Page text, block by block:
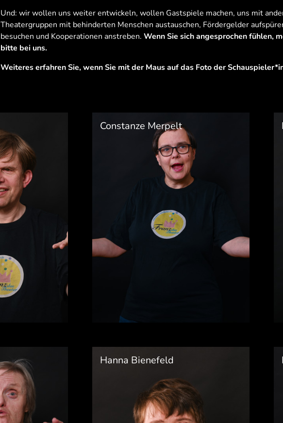
Und: wir wollen uns weiter entwickeln, wollen Gastspiele machen, uns mit
Theatergruppen mit behinderten Menschen austauschen, Fördergelder
besuchen und Kooperationen anstreben.Wenn Sie sich angesprochen fühlen,
bitte bei uns.
Weiteres erfahren Sie, wenn Sie mit der Maus auf das Foto der
Constanze Merpelt
Hanna Bienefeld